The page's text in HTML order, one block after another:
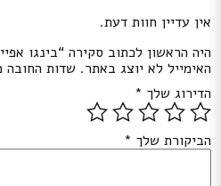
אין עדיין חוות דעת.
היה הראשון לכתוב סקירה “בינגו
האימייל לא יוצג באתר. שדות החובה
הדירוג שלך *
הביקורת שלך *